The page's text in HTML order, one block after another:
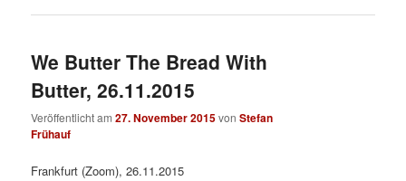
We Butter The Bread With
Butter, 26.11.2015
Veröffentlicht am27. November 2015vonStefan
Frühauf
Frankfurt (Zoom), 26.11.2015